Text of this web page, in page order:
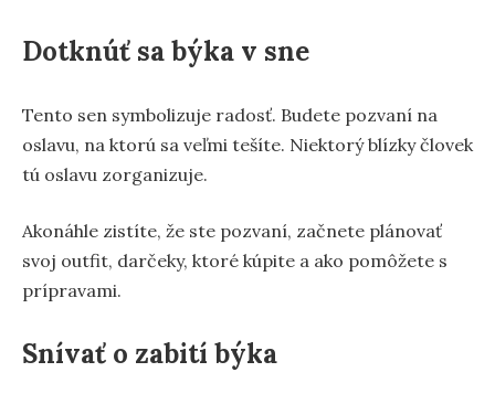
Dotknúť sa býka v sne
Tento sen symbolizuje radosť. Budete pozvaní na
oslavu, na ktorú sa veľmi tešíte. Niektorý blízky človek
tú oslavu zorganizuje.
Akonáhle zistíte, že ste pozvaní, začnete plánovať
svoj outfit, darčeky, ktoré kúpite a ako pomôžete s
prípravami.
Snívať o zabití býka